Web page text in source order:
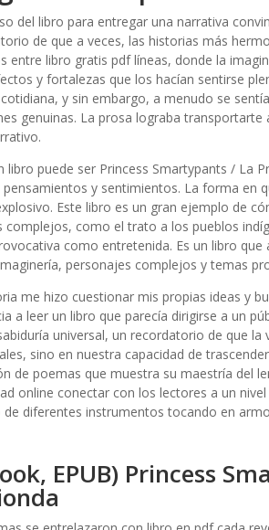
del libro para entregar una narrativa
de que a veces, las historias más
entre libro gratis pdf líneas, donde la
y fortalezas que los hacían sentirse
y sin embargo, a menudo se
genuinas. La prosa lograba
libro puede ser Princess Smartypants / La
y sentimientos. La forma en
Este libro es un gran ejemplo de
complejos, como el trato a los pueblos
como entretenida. Es un libro
personajes complejos y temas
me hizo cuestionar mis propias ideas y
a leer un libro que parecía dirigirse a un
universal, un recordatorio de que
sino en nuestra capacidad de
de poemas que muestra su maestría del
online conectar con los lectores a un
de diferentes instrumentos tocando en
EPUB) Princess